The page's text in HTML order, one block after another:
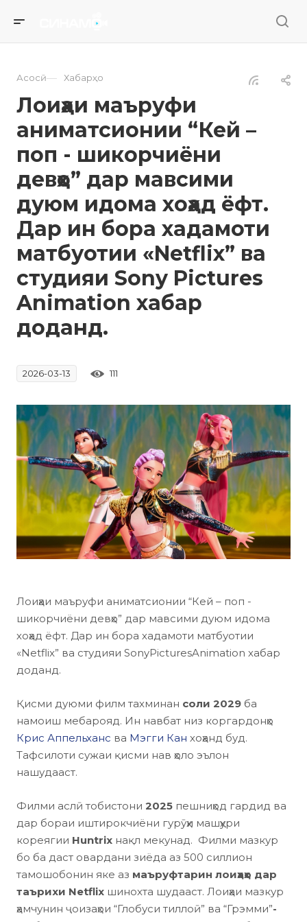
Асосӣ — Хабарҳо
Лоиҳаи маъруфи
аниматсионии “Кей –
поп - шикорчиёни
девҳо” дар мавсими
дуюм идома хоҳад ёфт.
Дар ин бора хадамоти
матбуотии «Netflix” ва
студияи Sony Pictures
Animation хабар
доданд.
2026-03-13 111
Лоиҳаи маъруфи аниматсионии “Кей – поп -
шикорчиёни девҳо” дар мавсими дуюм идома
хоҳад ёфт. Дар ин бора хадамоти матбуотии
«Netflix” ва студияи SonyPicturesAnimation хабар
доданд.
Қисми дуюми филм тахминан соли 2029 ба
намоиш мебарояд. Ин навбат низ коргардонҳо
Крис Аппельханс ва Мэгги Кан хоҳанд буд.
Тафсилоти сужаи қисми нав ҳоло эълон
нашудааст.
Филми аслӣ тобистони 2025 пешниҳод гардид ва
дар бораи иштирокчиёни гурӯҳи машҳури
кореягии Huntrix нақл мекунад. Филми мазкур
бо ба даст овардани зиёда аз 500 силлион
тамошобонин яке аз маъруфтарин лоиҳаҳо дар
таърихи Netflix шинохта шудааст. Лоиҳаи мазкур
ҳамчунин ҷоизаҳои “Глобуси тиллоӣ” ва “Грэмми”-